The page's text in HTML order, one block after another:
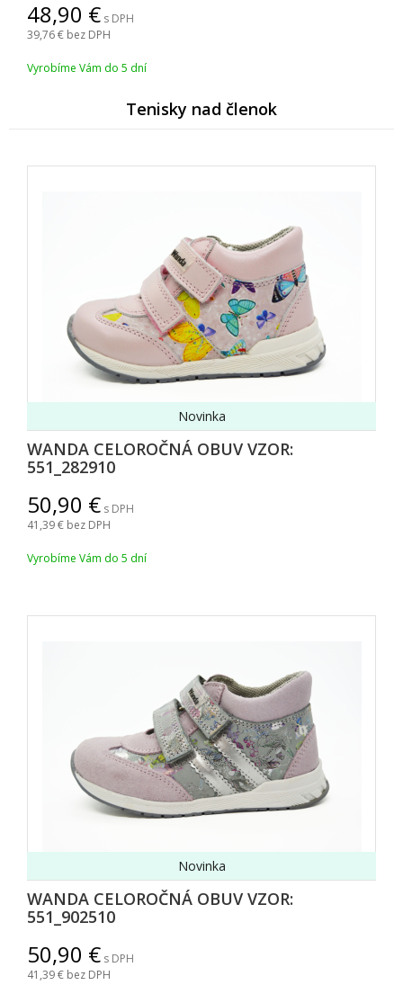
48,90
s DPH
39,76 bez DPH
Vyrobíme Vám do 5 dní
Tenisky nad členok
WANDA CELOROČNÁ OBUV VZOR:
551_282910
Novinka
50,90
s DPH
41,39 bez DPH
Vyrobíme Vám do 5 dní
WANDA CELOROČNÁ OBUV VZOR:
551_902510
Novinka
50,90
s DPH
41,39 bez DPH